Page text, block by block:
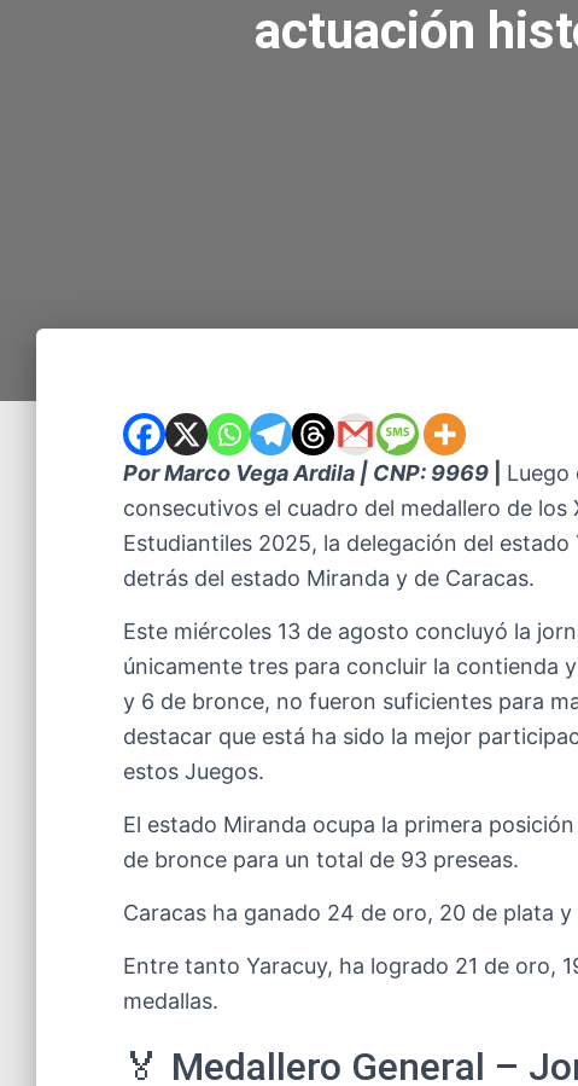
actuación
Por Marco Vega Ardila | CNP: 9969
Luego
consecutivos el cuadro del medallero de
Estudiantiles 2025, la delegación del
detrás del estado Miranda y de Caracas.
Este miércoles 13 de agosto concluyó la
únicamente tres para concluir la contienda
y 6 de bronce, no fueron suficientes para
destacar que está ha sido la mejor
estos Juegos.
El estado Miranda ocupa la primera
de bronce para un total de 93 preseas.
Caracas ha ganado 24 de oro, 20 de plata
Entre tanto Yaracuy, ha logrado 21 de oro,
medallas.
🏅 Medallero General –